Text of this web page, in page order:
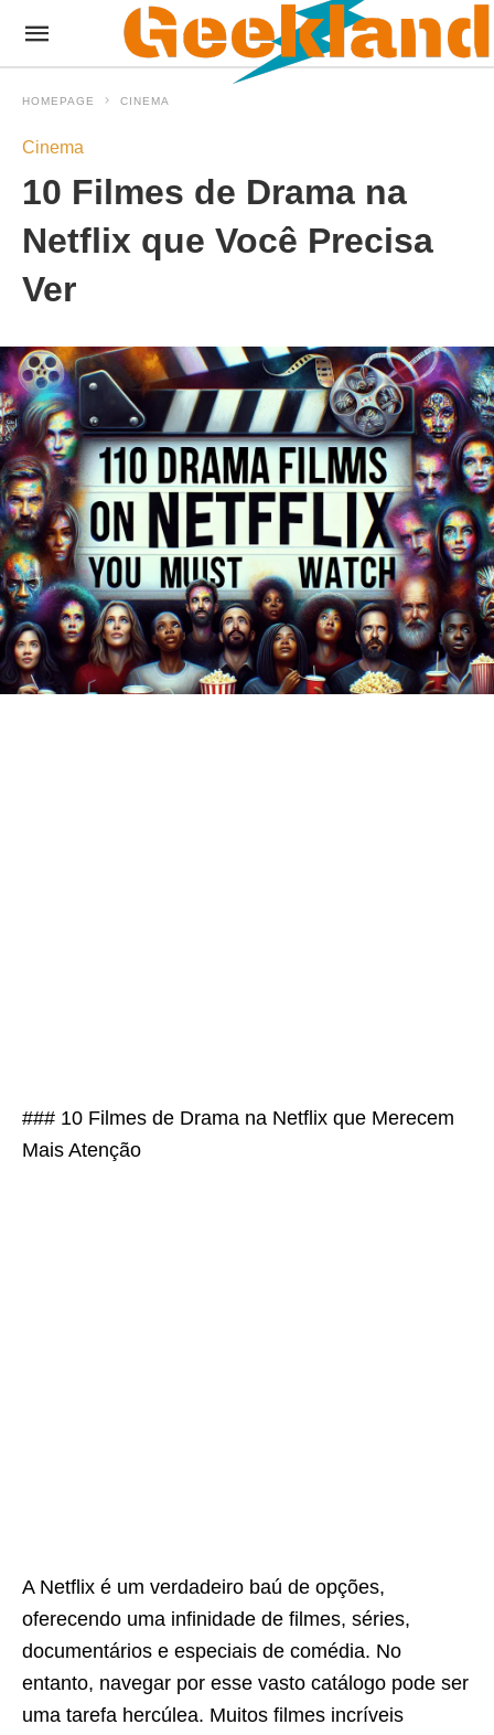
HOMEPAGE CINEMA
Cinema
10 Filmes de Drama na
Netflix que Você Precisa
Ver
### 10 Filmes de Drama na Netflix que Merecem
Mais Atenção
A Netflix é um verdadeiro baú de opções,
oferecendo uma infinidade de filmes, séries,
documentários e especiais de comédia. No
entanto, navegar por esse vasto catálogo pode ser
uma tarefa hercúlea. Muitos filmes incríveis